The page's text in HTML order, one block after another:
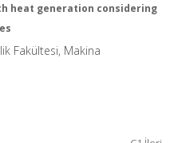
heat generation considering
Fakültesi, Makina